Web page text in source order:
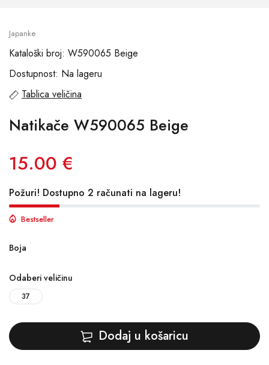
Japanke
Kataloški broj: W590065 Beige
Dostupnost: Na lageru
Tablica veličina
Natikače W590065 Beige
15.00 €
Požuri! Dostupno 2 računati na lageru!
Bestseller
Boja
Odaberi veličinu
37
Dodaj u košaricu